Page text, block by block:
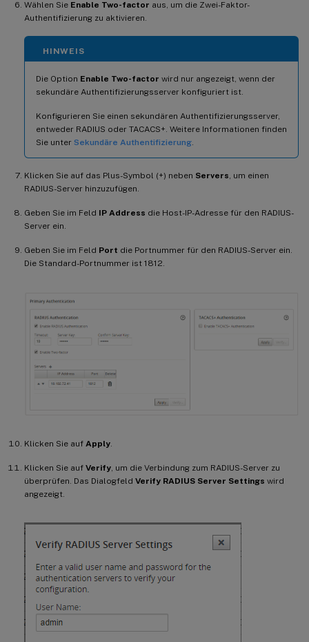
Wählen Sie Enable Two-factor aus, um die Zwei-Faktor-
Authentifizierung zu aktivieren.
HINWEIS
Die Option Enable Two-factor wird nur angezeigt, wenn der
sekundäre Authentifizierungsserver konfiguriert ist.
Konfigurieren Sie einen sekundären Authentifizierungsserver,
entweder RADIUS oder TACACS+. Weitere Informationen finden
Sie unter Sekundäre Authentifizierung
Klicken Sie auf das Plus-Symbol (+) neben Servers , um einen
RADIUS-Server hinzuzufügen.
Geben Sie im Feld IP Address die Host-IP-Adresse für den RADIUS-
Server ein.
Geben Sie im Feld Port die Portnummer für den RADIUS-Server ein.
Die Standard-Portnummer ist 1812.
Klicken Sie auf Apply.
Klicken Sie auf Verify, um die Verbindung zum RADIUS-Server zu
überprüfen. Das Dialogfeld Verify RADIUS Server Settings wird
angezeigt.